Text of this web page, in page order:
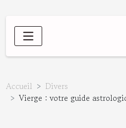
Accueil
Divers
Vierge : votre guide